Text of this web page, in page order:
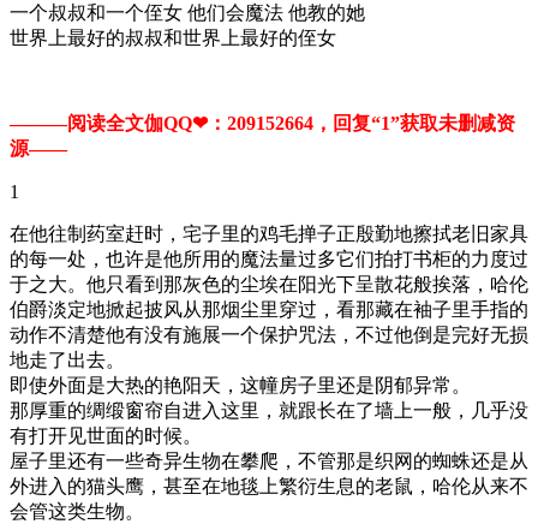
一个叔叔和一个侄女 他们会魔法 他教的她
世界上最好的叔叔和世界上最好的侄女
———阅读全文伽QQ❤：209152664，回复“1”获取未删减资
源—​​​​—
1
在他往制药室赶时，宅子里的鸡毛掸子正殷勤地擦拭老旧家具
的每一处，也许是他所用的魔法量过多它们拍打书柜的力度过
于之大。他只看到那灰色的尘埃在阳光下呈散花般挨落，哈伦
伯爵淡定地掀起披风从那烟尘里穿过，看那藏在袖子里手指的
动作不清楚他有没有施展一个保护咒法，不过他倒是完好无损
地走了出去。
即使外面是大热的艳阳天，这幢房子里还是阴郁异常。
那厚重的绸缎窗帘自进入这里，就跟长在了墙上一般，几乎没
有打开见世面的时候。
屋子里还有一些奇异生物在攀爬，不管那是织网的蜘蛛还是从
外进入的猫头鹰，甚至在地毯上繁衍生息的老鼠，哈伦从来不
会管这类生物。